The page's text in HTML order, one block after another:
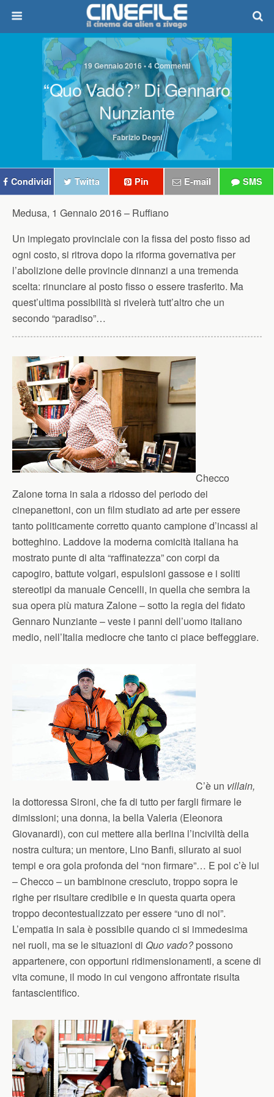
19 Gennaio 2016 • 4 Commenti
“Quo Vado?” Di Gennaro
Nunziante
Fabrizio Degni
Condividi Twitta Pin E-mail SMS
Medusa, 1 Gennaio 2016 – Ruffiano
Un impiegato provinciale con la fissa del posto fisso ad
ogni costo, si ritrova dopo la riforma governativa per
l’abolizione delle provincie dinnanzi a una tremenda
scelta: rinunciare al posto fisso o essere trasferito. Ma
quest’ultima possibilità si rivelerà tutt’altro che un
secondo “paradiso”…
Checco
Zalone torna in sala a ridosso del periodo dei
cinepanettoni, con un film studiato ad arte per essere
tanto politicamente corretto quanto campione d’incassi al
botteghino. Laddove la moderna comicità italiana ha
mostrato punte di alta “raffinatezza” con corpi da
capogiro, battute volgari, espulsioni gassose e i soliti
stereotipi da manuale Cencelli, in quella che sembra la
sua opera più matura Zalone – sotto la regia del fidato
Gennaro Nunziante – veste i panni dell’uomo italiano
medio, nell’Italia mediocre che tanto ci piace beffeggiare.
C’è un villain,
la dottoressa Sironi, che fa di tutto per fargli firmare le
dimissioni; una donna, la bella Valeria (Eleonora
Giovanardi), con cui mettere alla berlina l’inciviltà della
nostra cultura; un mentore, Lino Banfi, silurato ai suoi
tempi e ora gola profonda del “non firmare”… E poi c’è lui
– Checco – un bambinone cresciuto, troppo sopra le
righe per risultare credibile e in questa quarta opera
troppo decontestualizzato per essere “uno di noi”.
L’empatia in sala è possibile quando ci si immedesima
nei ruoli, ma se le situazioni di Quo vado?possono
appartenere, con opportuni ridimensionamenti, a scene di
vita comune, il modo in cui vengono affrontate risulta
fantascientifico.